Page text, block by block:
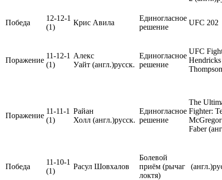
Победа
12-12-1
(1)
Крис Авила
Единогласное
решение
UFC 202
Поражение
11-12-1
(1)
Алекс
Уайт (англ.)русск.
Единогласное
решение
UFC
Thompson
Поражение
11-11-1
(1)
Райан
Холл (англ.)русск.
Единогласное
решение
The
Fighter:
Faber
Победа
11-10-1
(1)
Расул Шовхалов
Болевой
приём (рычаг
локтя)